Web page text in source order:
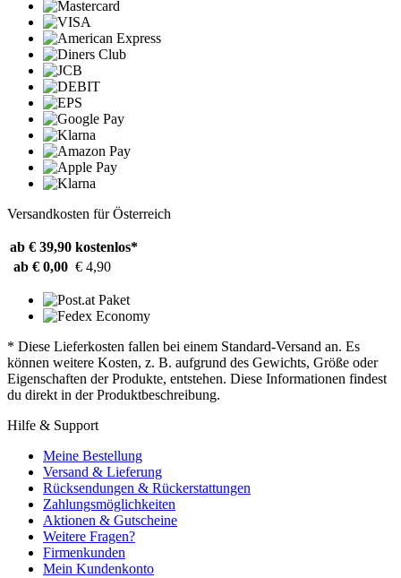
Versandkosten für Österreich
ab € 39,90 kostenlos*
ab € 0,00 € 4,90
* Diese Lieferkosten fallen bei einem Standard-Versand an. Es
können weitere Kosten, z. B. aufgrund des Gewichts, Größe oder
Eigenschaften der Produkte, entstehen. Diese Informationen findest
du direkt in der Produktbeschreibung.
Hilfe & Support
Meine Bestellung
Versand & Lieferung
Rücksendungen & Rückerstattungen
Zahlungsmöglichkeiten
Aktionen & Gutscheine
Weitere Fragen?
Firmenkunden
Mein Kundenkonto